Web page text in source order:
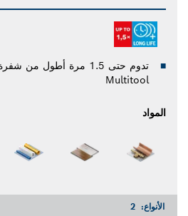
Multitool
المواد
الأنواع: 2